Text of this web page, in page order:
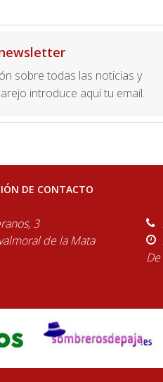
sobre todas las noticias y
introduce aquí tu email.
DE CONTACTO
3
de la Mata